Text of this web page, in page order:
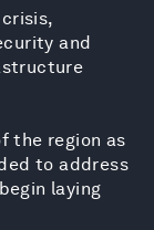
and
the region as
to address
laying